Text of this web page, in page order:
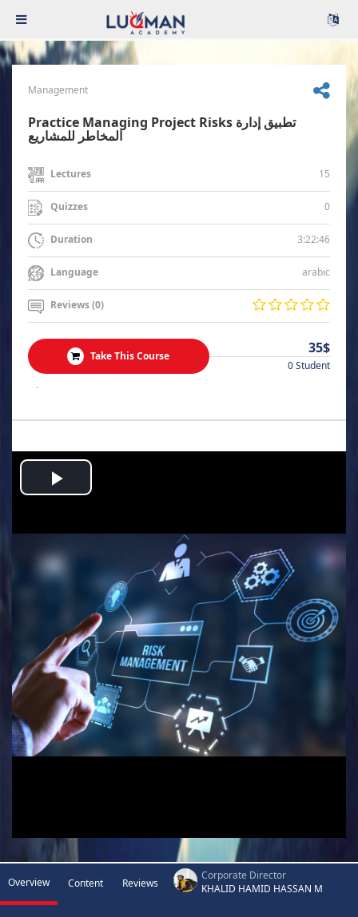
Management
Practice Managing Project Risks تطبيق إدارة
المخاطر للمشاريع
Lectures 15
Quizzes 0
Duration 3:22:46
Language arabic
Reviews (0)
Take This Course 35$
0 Student
.
Play
Video
Overview Content Reviews
Corporate Director
KHALID HAMID HASSAN M